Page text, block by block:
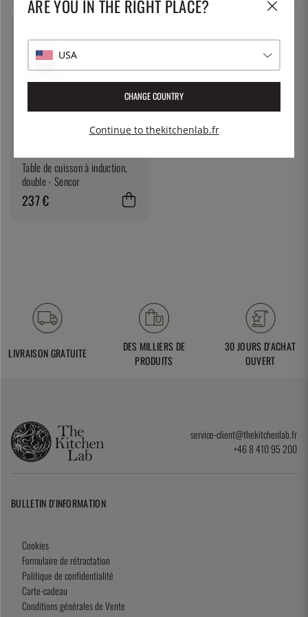
Table de cuisson à induction,
double - Sencor
237 €
LIVRAISON GRATUITE
DES MILLIERS DE
PRODUITS
30 JOURS D'ACHAT
OUVERT
service-client@thekitchenlab.fr
+46 8 410 95 200
BULLETIN D'INFORMATION
Cookies
Formulaire de rétractation
Politique de confidentialité
Carte-cadeau
Conditions générales de Vente
ARE YOU IN THE RIGHT PLACE?
USA
CHANGE COUNTRY
Continue to thekitchenlab.fr